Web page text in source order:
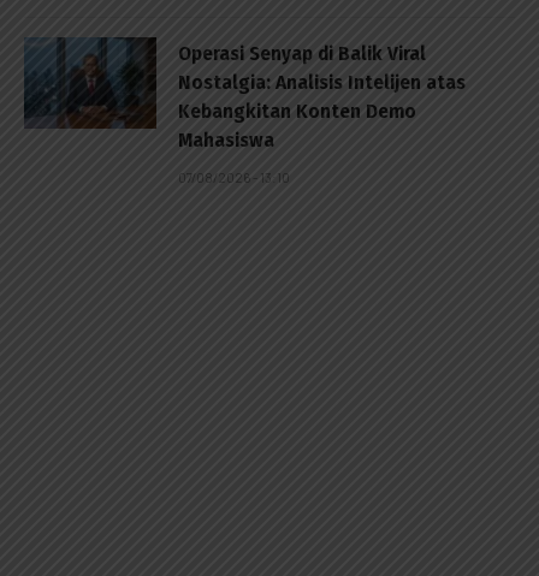
Operasi Senyap di Balik Viral
Nostalgia: Analisis Intelijen atas
Kebangkitan Konten Demo
Mahasiswa
07/08/2026 - 13:10